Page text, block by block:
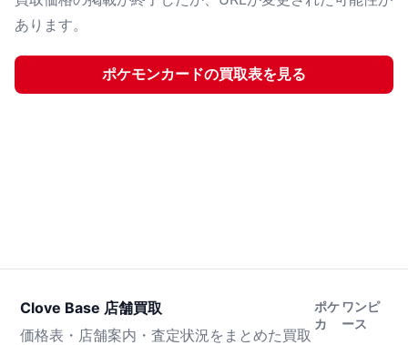
あります。
ポケモンカードの買取表を見る
Clove Base 店舗買取
価格表・店舗案内・査定状況をまとめた買取
ポケ
カ
ワンピ
ース